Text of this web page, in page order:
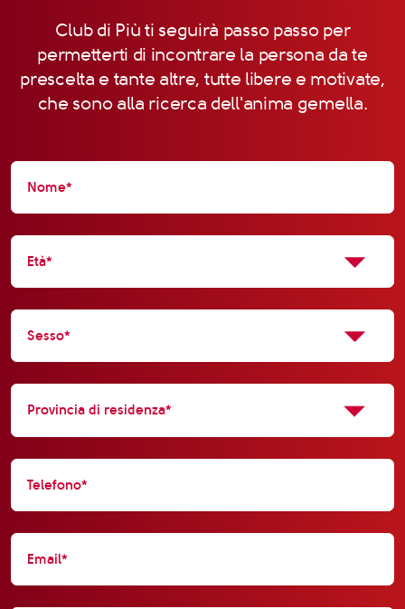
Club di Più ti seguirà passo passo per
permetterti di incontrare la persona da te
prescelta e tante altre, tutte libere e motivate,
che sono alla ricerca dell'anima gemella.